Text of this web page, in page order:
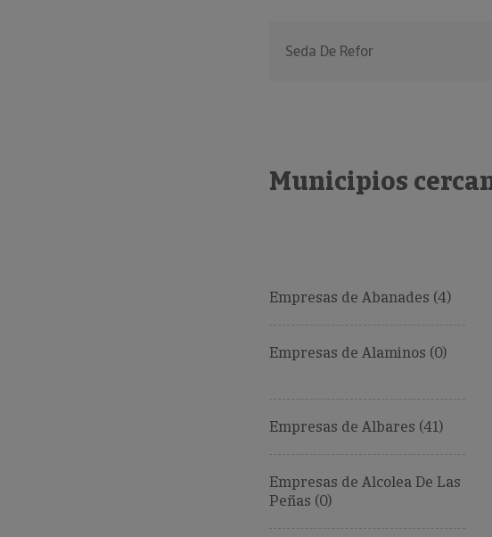
Seda De Refor
Municipios
Empresas de Abanades (4)
Empresas de Alaminos (0)
Empresas de Albares (41)
Empresas de Alcolea De Las
Peñas (0)